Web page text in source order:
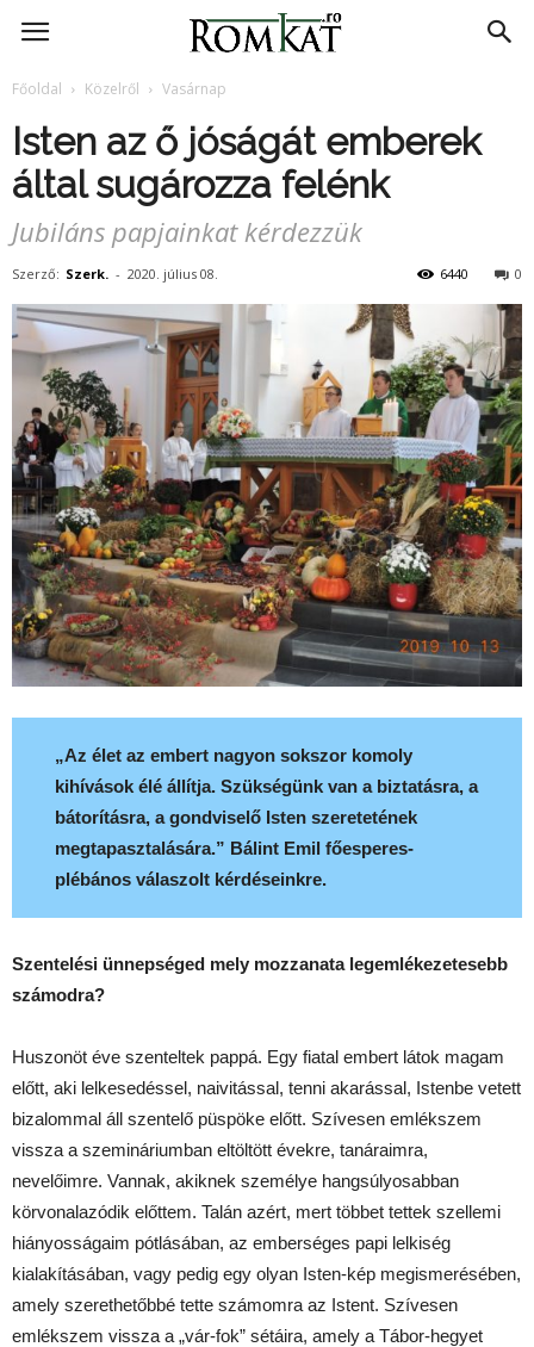
RomKat.ro
Főoldal Közelről Vasárnap
Isten az ő jóságát emberek
által sugározza felénk
Jubiláns papjainkat kérdezzük
Szerző: Szerk. - 2020. július 08. 0
6440
„Az élet az embert nagyon sokszor komoly
kihívások élé állítja. Szükségünk van a biztatásra, a
bátorításra, a gondviselő Isten szeretetének
megtapasztalására.” Bálint Emil főesperes-
plébános válaszolt kérdéseinkre.
Szentelési ünnepséged mely mozzanata legemlékezetesebb
számodra?
Huszonöt éve szenteltek pappá. Egy fiatal embert látok magam
előtt, aki lelkesedéssel, naivitással, tenni akarással, Istenbe vetett
bizalommal áll szentelő püspöke előtt. Szívesen emlékszem
vissza a szemináriumban eltöltött évekre, tanáraimra,
nevelőimre. Vannak, akiknek személye hangsúlyosabban
körvonalazódik előttem. Talán azért, mert többet tettek szellemi
hiányosságaim pótlásában, az emberséges papi lelkiség
kialakításában, vagy pedig egy olyan Isten-kép megismerésében,
amely szerethetőbbé tette számomra az Istent. Szívesen
emlékszem vissza a „vár-fok” sétáira, amely a Tábor-hegyet